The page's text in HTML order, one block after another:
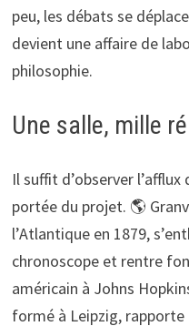
peu, les débats se
devient une affaire de
philosophie.
Une salle, mille
Il suffit d’observer
portée du projet. 🌎
l’Atlantique en 1879,
chronoscope et rentre
américain à Johns
formé à Leipzig,